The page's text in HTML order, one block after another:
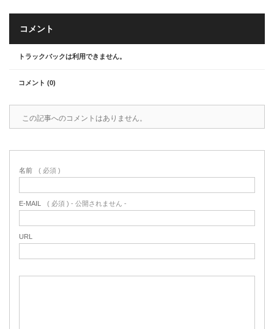
コメント
トラックバックは利用できません。
コメント (0)
この記事へのコメントはありません。
名前 ( 必須 )
E-MAIL ( 必須 ) - 公開されません -
URL